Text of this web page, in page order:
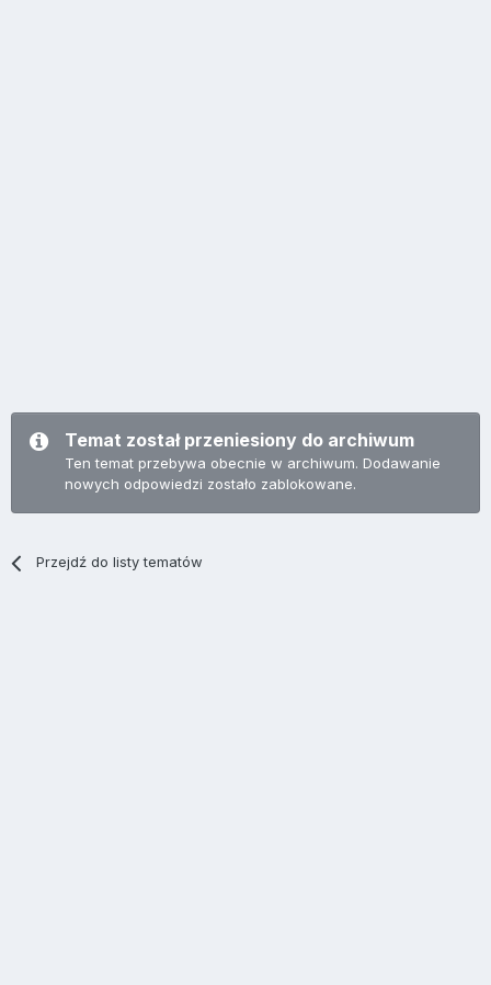
Temat został przeniesiony do archiwum
Ten temat przebywa obecnie w archiwum. Dodawanie
nowych odpowiedzi zostało zablokowane.
Przejdź do listy tematów